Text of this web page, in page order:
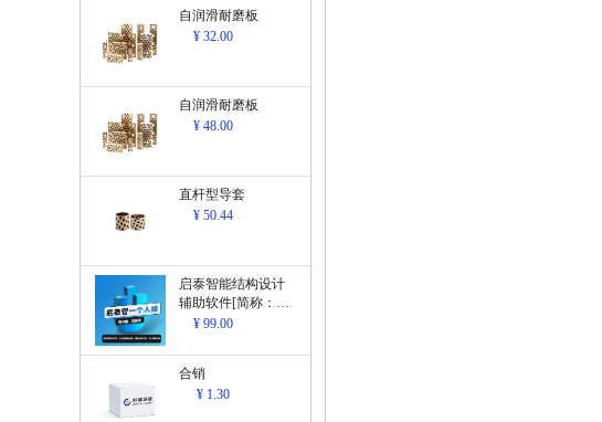
自润滑耐磨板
¥ 32.00
自润滑耐磨板
¥ 48.00
直杆型导套
¥ 50.44
启泰智能结构设计
辅助软件[简称：结
构设计辅助软
¥ 99.00
合销
¥ 1.30